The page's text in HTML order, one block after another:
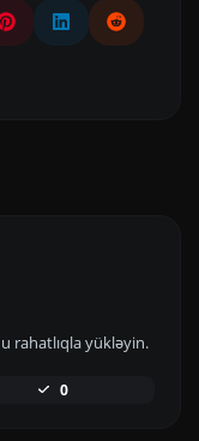
rahatlıqla yükləyin.
0